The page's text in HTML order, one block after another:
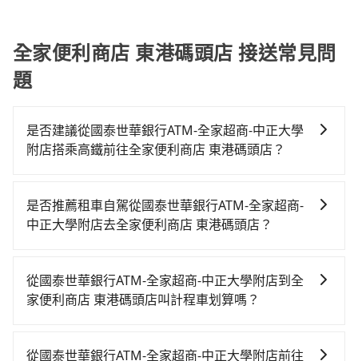
全家便利商店 東港碼頭店 接送常見問
題
是否建議從國泰世華銀行ATM-全家超商-中正大學
附店搭乘高鐵前往全家便利商店 東港碼頭店？
前往全家便利商店 東港碼頭店，高鐵較貴、費時、轉車
麻煩，且難叫計程車前往高鐵站！從最早06:59一直到
雄鄉) 前往最靠近的嘉義高鐵站，叫一輛計程車花費約
500元、車程約24分鐘。抵達高鐵站後，步行進站、現
票價410元，再用10分鐘出站、等待車站前排班的計程
是否推薦租車自駕從國泰世華銀行ATM-全家超商-
中正大學附店去全家便利商店 東港碼頭店？
時不需要閉目養神（因為要自己開車），最重要的是你
當天就要來回，那在嘉義路邊可隨租隨借的iRent應該是
世華銀行ATM-全家超商-中正大學附店到全家便利商店
從國泰世華銀行ATM-全家超商-中正大學附店到全
家便利商店 東港碼頭店叫計程車划算嗎？
灣大車隊，如果在路邊攔不到車，也可考慮打電話至附
從國泰世華銀行ATM-全家超商-中正大學附店前往